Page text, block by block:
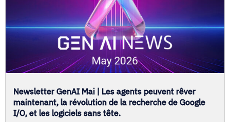
Newsletter GenAI Mai | Les agents peuvent rêver
maintenant, la révolution de la recherche de Google
I/O, et les logiciels sans tête.